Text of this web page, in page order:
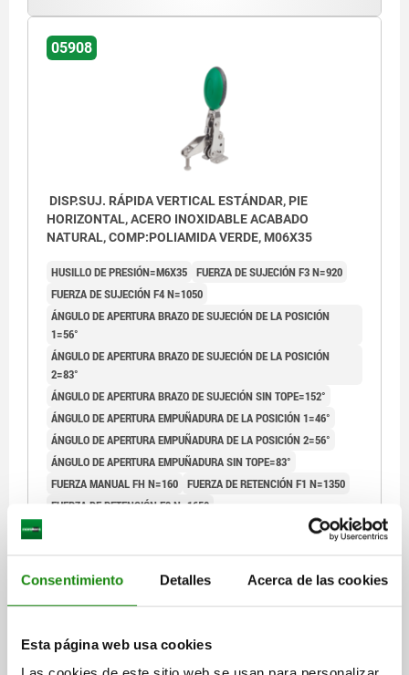
Consentimiento Detalles Acerca de las cookies
Esta página web usa cookies
05908
DISP.SUJ. RÁPIDA VERTICAL ESTÁNDAR, PIE
HORIZONTAL, ACERO INOXIDABLE ACABADO
NATURAL, COMP:POLIAMIDA VERDE, M06X35
HUSILLO DE PRESIÓN=M6X35 FUERZA DE SUJECIÓN F3 N=920
FUERZA DE SUJECIÓN F4 N=1050
ÁNGULO DE APERTURA BRAZO DE SUJECIÓN DE LA POSICIÓN
1=56°
ÁNGULO DE APERTURA BRAZO DE SUJECIÓN DE LA POSICIÓN
2=83°
ÁNGULO DE APERTURA BRAZO DE SUJECIÓN SIN TOPE=152°
ÁNGULO DE APERTURA EMPUÑADURA DE LA POSICIÓN 1=46°
ÁNGULO DE APERTURA EMPUÑADURA DE LA POSICIÓN 2=56°
ÁNGULO DE APERTURA EMPUÑADURA SIN TOPE=83°
FUERZA MANUAL FH N=160 FUERZA DE RETENCIÓN F1 N=1350
FUERZA DE RETENCIÓN F2 N=1650
A2=7 A3=12
D=5,5
H=156,3 L=86,5 L1=53
$1,057.36
más gastos de envío